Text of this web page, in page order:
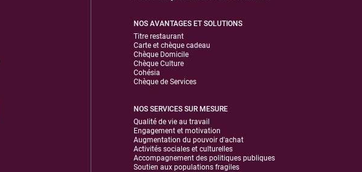
NOS AVANTAGES ET SOLUTIONS
Titre restaurant
Carte et chèque cadeau
Chèque Domicile
Chèque Culture
Cohésia
Chèque de Services
NOS SERVICES SUR MESURE
Qualité de vie au travail
Engagement et motivation
Augmentation du pouvoir d'achat
Activités sociales et culturelles
Accompagnement des politiques publiques
Soutien aux populations fragiles